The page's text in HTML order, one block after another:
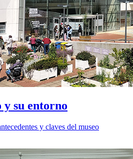
y su entorno
y claves del museo